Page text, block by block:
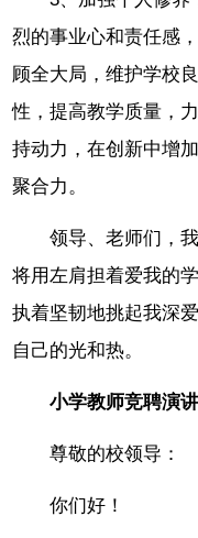
烈的事业心和责任感
顾全大局，维护学校
性，提高教学质量，
持动力，在创新中增
聚合力。
领导、老师们，
将用左肩担着爱我的
执着坚韧地挑起我深
自己的光和热。
小学教师竞聘演
尊敬的校领导：
你们好！